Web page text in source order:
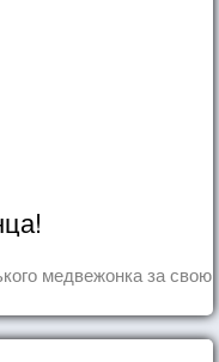
медвежонка за свою